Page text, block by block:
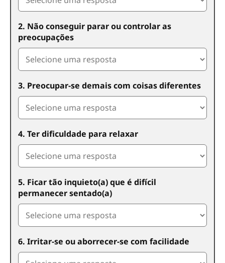
2. Não conseguir parar ou controlar as
preocupações
3. Preocupar-se demais com coisas diferentes
4. Ter dificuldade para relaxar
5. Ficar tão inquieto(a) que é difícil
permanecer sentado(a)
6. Irritar-se ou aborrecer-se com facilidade